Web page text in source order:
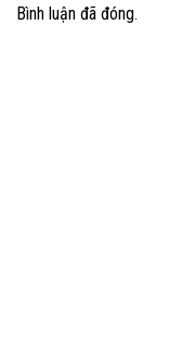
Bình luận đã đóng.